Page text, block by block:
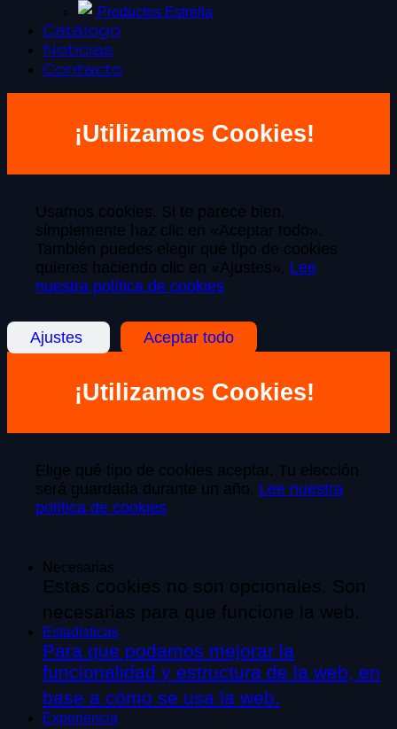
Productos Estrella
Catálogo
Noticias
Contacto
¡Utilizamos Cookies!
Usamos cookies. Si te parece bien,
simplemente haz clic en «Aceptar todo».
También puedes elegir qué tipo de cookies
quieres haciendo clic en «Ajustes». Lee
nuestra política de cookies
Ajustes Aceptar todo
¡Utilizamos Cookies!
Elige qué tipo de cookies aceptar. Tu elección
será guardada durante un año. Lee nuestra
política de cookies
Necesarias
Estas cookies no son opcionales. Son
necesarias para que funcione la web.
Estadísticas
Para que podamos mejorar la
funcionalidad y estructura de la web, en
base a cómo se usa la web.
Experiencia